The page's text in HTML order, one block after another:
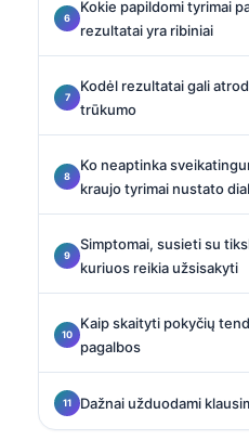
Kokie papildomi tyrimai
rezultatai yra ribiniai
Kodėl rezultatai gali
trūkumo
Ko neaptinka
kraujo tyrimai nustato
Simptomai, susieti su
kuriuos reikia užsisakyti
Kaip skaityti pokyčių
pagalbos
Dažnai užduodami